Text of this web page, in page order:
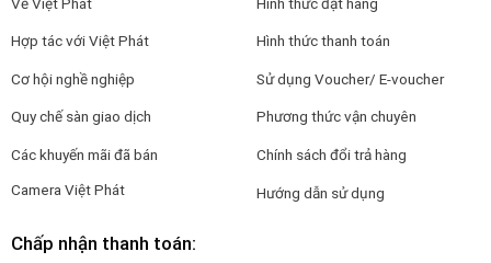
Hợp tác với Việt Phát
Cơ hội nghề nghiệp
Quy chế sàn giao dịch
Các khuyến mãi đã bán
Camera Việt Phát
Hình thức thanh toán
Sử dụng Voucher/ E-voucher
Phương thức vận chuyên
Chính sách đổi trả hàng
Hướng dẫn sử dụng
Chấp nhận thanh toán: